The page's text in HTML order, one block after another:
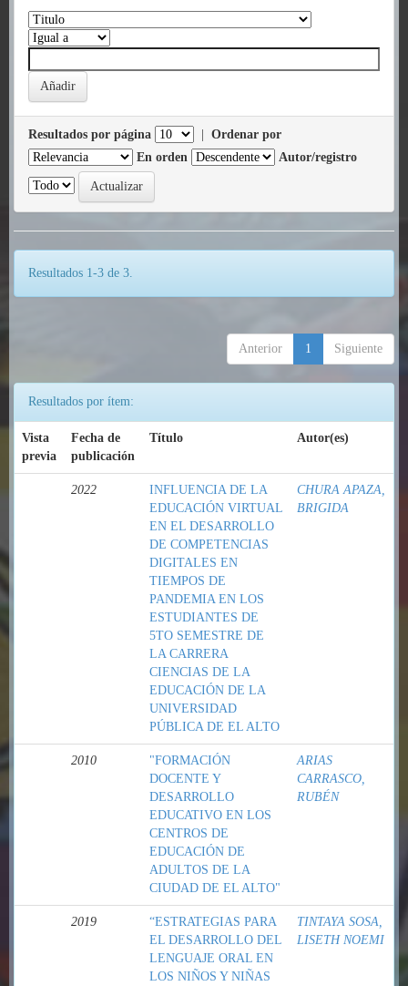
Resultados por página
Ordenar por
En orden
Autor/registro
Resultados 1-3 de 3.
Anterior 1 Siguiente
Resultados por ítem:
Vista
previa
Fecha de
publicación
Título Autor(es)
2022
INFLUENCIA DE LA
EDUCACIÓN VIRTUAL
EN EL DESARROLLO
DE COMPETENCIAS
DIGITALES EN
TIEMPOS DE
PANDEMIA EN LOS
ESTUDIANTES DE
5TO SEMESTRE DE
LA CARRERA
CIENCIAS DE LA
EDUCACIÓN DE LA
UNIVERSIDAD
PÚBLICA DE EL ALTO
CHURA APAZA,
BRIGIDA
2010
"FORMACIÓN
DOCENTE Y
DESARROLLO
EDUCATIVO EN LOS
CENTROS DE
EDUCACIÓN DE
ADULTOS DE LA
CIUDAD DE EL ALTO"
ARIAS
CARRASCO,
RUBÉN
2019
“ESTRATEGIAS PARA
EL DESARROLLO DEL
LENGUAJE ORAL EN
LOS NIÑOS Y NIÑAS
TINTAYA SOSA,
LISETH NOEMI